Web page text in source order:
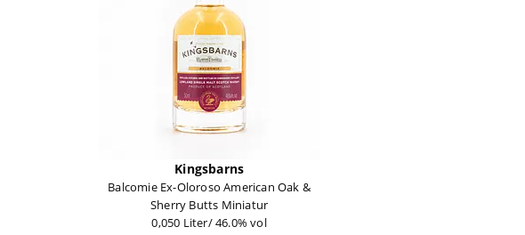
Kingsbarns
Balcomie Ex-Oloroso American Oak &
Sherry Butts Miniatur
0,050 Liter/ 46.0% vol